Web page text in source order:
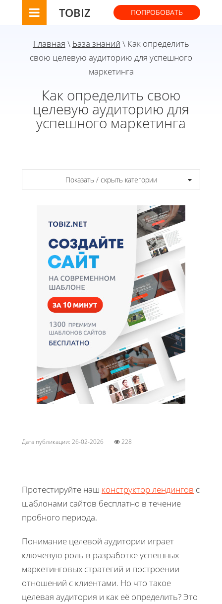
TOBIZ ПОПРОБОВАТЬ
Главная \ База знаний \ Как определить
свою целевую аудиторию для успешного
маркетинга
Как определить свою
целевую аудиторию для
успешного маркетинга
Показать / скрыть категории
Дата публикации: 26-02-2026 228
Протестируйте наш конструктор лендингов с
шаблонами сайтов бесплатно в течение
пробного периода.
Понимание целевой аудитории играет
ключевую роль в разработке успешных
маркетинговых стратегий и построении
отношений с клиентами. Но что такое
целевая аудитория и как её определить? Это